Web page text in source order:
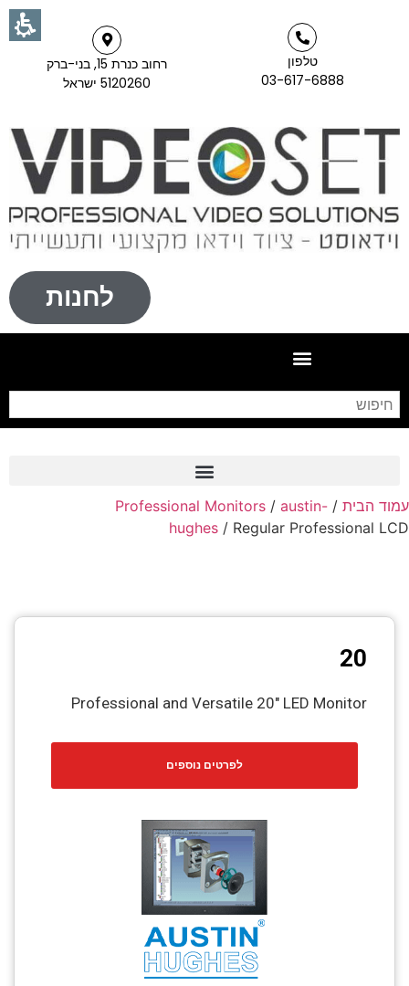
טלפון
03-617-6888
רחוב כנרת 15, בני-ברק
5120260 ישראל
לחנות
Frame Grabber
PTZ Confrence Camera
Professional Video Equipment
Fiber Optic
Photo Printers
עמוד הבית /
Professional Monitors / austin-
hughes / Regular Professional LCD
20
Professional and Versatile 20″ LED Monitor
לפרטים נוספים